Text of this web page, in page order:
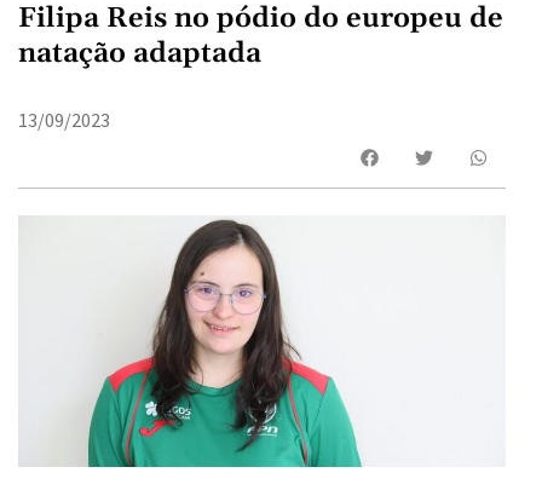
Filipa Reis no pódio do europeu de
natação adaptada
13/09/2023